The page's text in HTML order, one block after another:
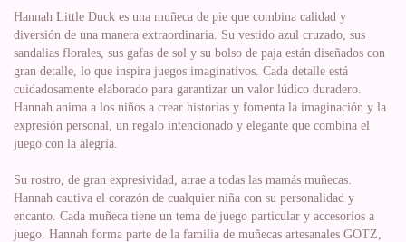
Hannah Little Duck es una muñeca de pie que combina calidad y
diversión de una manera extraordinaria. Su vestido azul cruzado, sus
sandalias florales, sus gafas de sol y su bolso de paja están diseñados con
gran detalle, lo que inspira juegos imaginativos. Cada detalle está
cuidadosamente elaborado para garantizar un valor lúdico duradero.
Hannah anima a los niños a crear historias y fomenta la imaginación y la
expresión personal, un regalo intencionado y elegante que combina el
juego con la alegría.
Su rostro, de gran expresividad, atrae a todas las mamás muñecas.
Hannah cautiva el corazón de cualquier niña con su personalidad y
encanto. Cada muñeca tiene un tema de juego particular y accesorios a
juego. Hannah forma parte de la familia de muñecas artesanales GOTZ,